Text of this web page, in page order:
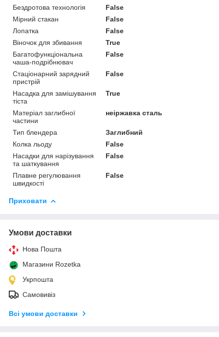
Бездротова технологія
False
Мірний стакан
False
Лопатка
False
Віночок для збивання
True
Багатофункціональна
чаша-подрібнювач
False
Стаціонарний зарядний
пристрій
False
Насадка для замішування
тіста
True
Матеріал заглибної
частини
неіржавка сталь
Тип блендера
Заглибний
Колка льоду
False
Насадки для нарізування
та шаткування
False
Плавне регулювання
швидкості
False
Приховати
Умови доставки
Нова Пошта
Магазини Rozetka
Укрпошта
Самовивіз
Всі умови доставки